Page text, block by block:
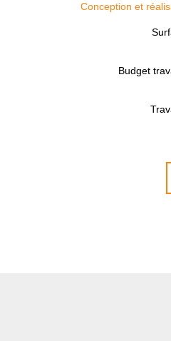
Conception et
Budget